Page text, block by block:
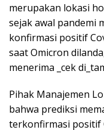
merupakan lokasi
sejak awal pandemi
konfirmasi positif
saat Omicron
menerima _cek
Pihak Manajemen
bahwa prediksi
terkonfirmasi positif